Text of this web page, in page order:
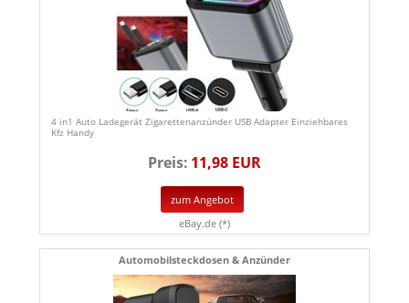
4 in1 Auto Ladegerät Zigarettenanzünder USB Adapter Einziehbares
Kfz Handy
Preis: 11,98 EUR
zum Angebot
eBay.de (*)
Automobilsteckdosen & Anzünder